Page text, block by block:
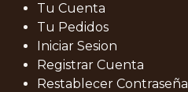
Tu Cuenta
Tu Pedidos
Iniciar Sesion
Registrar Cuenta
Restablecer Contraseña